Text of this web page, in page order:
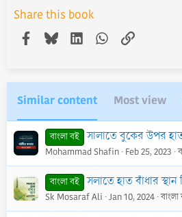
Share this book
Facebook
BlueskyLinkedInWhatsApp
Link
Similar content Most view
বাংলা বই সালাতে বুকের উপর
Mohammad Shafin Feb 25, 2023
বাংলা বই সলাতে হাত বাঁধার স্থান
Sk Mosaraf Ali Jan 10, 2024